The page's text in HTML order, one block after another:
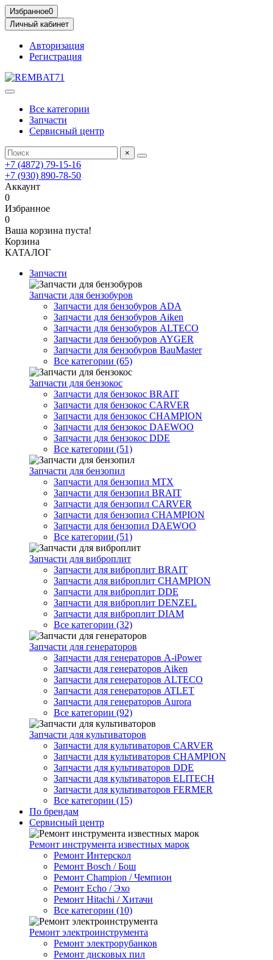
Избранное0
Личный кабинет
Авторизация
Регистрация
Все категории
Запчасти
Сервисный центр
×
+7 (4872) 79-15-16
+7 (930) 890-78-50
Аккаунт
0
Избранное
0
Ваша корзина пуста!
Корзина
КАТАЛОГ
Запчасти
Запчасти для бензобуров
Запчасти для бензобуров ADA
Запчасти для бензобуров Aiken
Запчасти для бензобуров ALTECO
Запчасти для бензобуров AYGER
Запчасти для бензобуров BauMaster
Все категории (65)
Запчасти для бензокос
Запчасти для бензокос BRAIT
Запчасти для бензокос CARVER
Запчасти для бензокос CHAMPION
Запчасти для бензокос DAEWOO
Запчасти для бензокос DDE
Все категории (51)
Запчасти для бензопил
Запчасти для бензопил MTX
Запчасти для бензопил BRAIT
Запчасти для бензопил CARVER
Запчасти для бензопил CHAMPION
Запчасти для бензопил DAEWOO
Все категории (51)
Запчасти для виброплит
Запчасти для виброплит BRAIT
Запчасти для виброплит CHAMPION
Запчасти для виброплит DDE
Запчасти для виброплит DENZEL
Запчасти для виброплит DIAM
Все категории (32)
Запчасти для генераторов
Запчасти для генераторов A-iPower
Запчасти для генераторов Aiken
Запчасти для генераторов ALTECO
Запчасти для генераторов ATLET
Запчасти для генераторов Aurora
Все категории (92)
Запчасти для культиваторов
Запчасти для культиваторов CARVER
Запчасти для культиваторов CHAMPION
Запчасти для культиваторов DDE
Запчасти для культиваторов ELITECH
Запчасти для культиваторов FERMER
Все категории (15)
По брендам
Сервисный центр
Ремонт инструмента известных марок
Ремонт Интерскол
Ремонт Bosch / Бош
Ремонт Champion / Чемпион
Ремонт Echo / Эхо
Ремонт Hitachi / Хитачи
Все категории (10)
Ремонт электроинструмента
Ремонт электрорубанков
Ремонт дисковых пил